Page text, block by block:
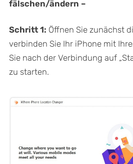
fälschen/ändern –
Schritt 1: Öffnen Sie zunächst
verbinden Sie Ihr iPhone mit
Sie nach der Verbindung auf
zu starten.